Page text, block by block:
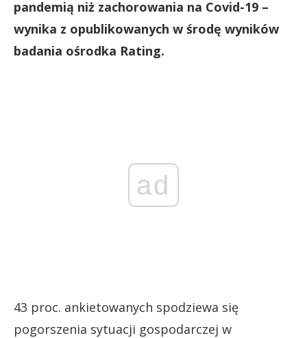
pandemią niż zachorowania na Covid-19 –
wynika z opublikowanych w środę wyników
badania ośrodka Rating.
ad
43 proc. ankietowanych spodziewa się
pogorszenia sytuacji gospodarczej w